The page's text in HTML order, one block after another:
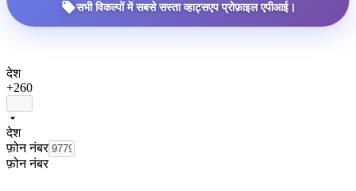
सभी विकल्पों में सबसे सस्ता व्हाट्सएप प्रोफ़ाइल एपीआई।
देश
+260
देश
फ़ोन नंबर
फ़ोन नंबर